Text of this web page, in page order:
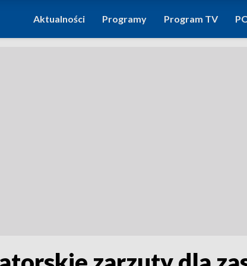
DO
Aktualności Programy Program TV